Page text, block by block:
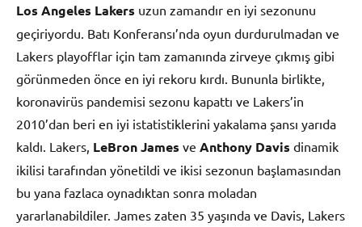
Los Angeles Lakers uzun zamandır en iyi sezonunu
geçiriyordu. Batı Konferansı’nda oyun durdurulmadan ve
Lakers playofflar için tam zamanında zirveye çıkmış gibi
görünmeden önce en iyi rekoru kırdı. Bununla birlikte,
koronavirüs pandemisi sezonu kapattı ve Lakers’in
2010’dan beri en iyi istatistiklerini yakalama şansı yarıda
kaldı. Lakers, LeBron James ve Anthony Davis dinamik
ikilisi tarafından yönetildi ve ikisi sezonun başlamasından
bu yana fazlaca oynadıktan sonra moladan
yararlanabildiler. James zaten 35 yaşında ve Davis, Lakers